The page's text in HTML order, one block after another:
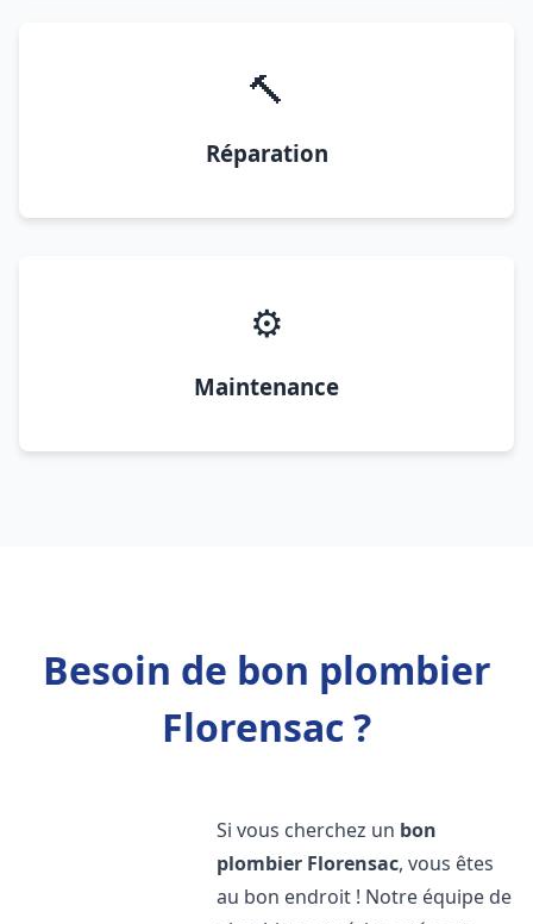
🔨
Réparation
⚙️
Maintenance
Besoin de bon plombier
Florensac ?
Si vous cherchez un bon
plombier Florensac, vous êtes
au bon endroit ! Notre équipe de